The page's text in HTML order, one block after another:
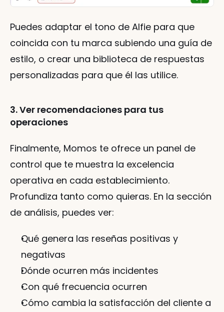
Puedes adaptar el tono de Alfie para que
coincida con tu marca subiendo una guía de
estilo, o crear una biblioteca de respuestas
personalizadas para que él las utilice.
3. Ver recomendaciones para tus
operaciones
Finalmente, Momos te ofrece un panel de
control que te muestra la excelencia
operativa en cada establecimiento.
Profundiza tanto como quieras. En la sección
de análisis, puedes ver:
Qué genera las reseñas positivas y
negativas
Dónde ocurren más incidentes
Con qué frecuencia ocurren
Cómo cambia la satisfacción del cliente a